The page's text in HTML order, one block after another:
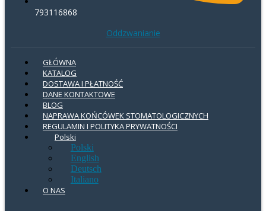
793116868
Oddzwanianie
GŁÓWNA
KATALOG
DOSTAWA I PŁATNOŚĆ
DANE KONTAKTOWE
BLOG
NAPRAWA KOŃCÓWEK STOMATOLOGICZNYCH
REGULAMIN I POLITYKA PRYWATNOŚCI
Polski
Polski
English
Deutsch
Italiano
O NAS